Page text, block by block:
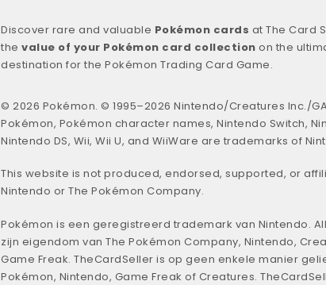
Discover rare and valuable Pokémon cards at The Card
the value of your Pokémon card collection on the
destination for the Pokémon Trading Card Game.
© 2026 Pokémon. © 1995–2026 Nintendo/Creatures Inc./
Pokémon, Pokémon character names, Nintendo Switch,
Nintendo DS, Wii, Wii U, and WiiWare are trademarks of
This website is not produced, endorsed, supported, or
Nintendo or The Pokémon Company.
Pokémon is een geregistreerd trademark van Nintendo.
zijn eigendom van The Pokémon Company, Nintendo,
Game Freak. TheCardSeller is op geen enkele manier
Pokémon, Nintendo, Game Freak of Creatures.